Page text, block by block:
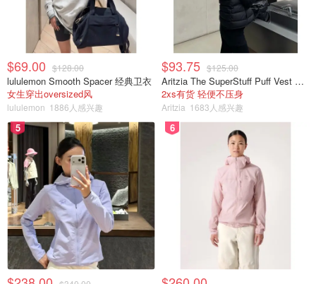
$69.00 $128.00
lululemon Smooth Spacer 经典卫衣
女生穿出oversized风
lululemon 1886人感兴趣
$93.75 $125.00
Aritzia The SuperStuff Puff Vest 轻盈亮面马甲
2xs有货 轻便不压身
Aritzia 1683人感兴趣
5 6